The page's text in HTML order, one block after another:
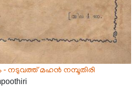
- നടുവത്ത് മഹൻ നമ്പൂതിരി